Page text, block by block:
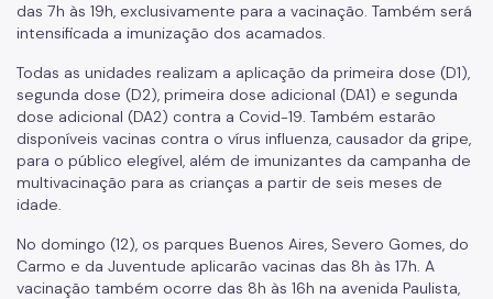
das 7h às 19h, exclusivamente para a vacinação. Também será
intensificada a imunização dos acamados.
Todas as unidades realizam a aplicação da primeira dose (D1),
segunda dose (D2), primeira dose adicional (DA1) e segunda
dose adicional (DA2) contra a Covid-19. Também estarão
disponíveis vacinas contra o vírus influenza, causador da gripe,
para o público elegível, além de imunizantes da campanha de
multivacinação para as crianças a partir de seis meses de
idade.
No domingo (12), os parques Buenos Aires, Severo Gomes, do
Carmo e da Juventude aplicarão vacinas das 8h às 17h. A
vacinação também ocorre das 8h às 16h na avenida Paulista,